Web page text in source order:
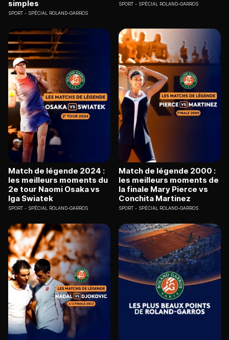
simples
SPORT SPÉCIAL ROLAND-GARROS
SPORT SPÉCIAL ROLAND-GARROS
Match de légende 2024 :
les meilleurs moments du
2e tour Naomi Osaka vs
Iga Swiatek
SPORT SPÉCIAL ROLAND-GARROS
Match de légende 2000 :
les meilleurs moments de
la finale Mary Pierce vs
Conchita Martinez
SPORT SPÉCIAL ROLAND-GARROS